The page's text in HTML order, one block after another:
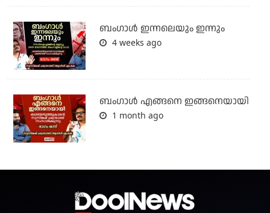
ബംഗാള്‍ ഇന്നലെയും ഇന്നും
4 weeks ago
ബം​ഗാൾ എങ്ങനെ ഇങ്ങനെയായി
1 month ago